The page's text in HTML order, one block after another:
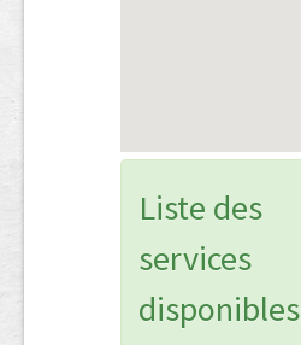
Liste des
services
disponibles